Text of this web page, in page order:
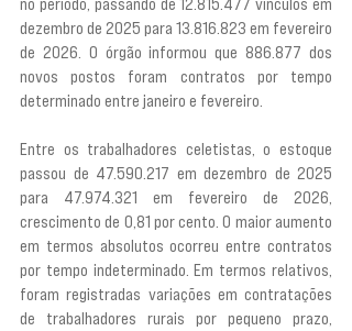
dezembro de 2025 para 13.816.823 em fevereiro
de 2026. O órgão informou que 886.877 dos
novos postos foram contratos por tempo
determinado entre janeiro e fevereiro.
Entre os trabalhadores celetistas, o estoque
passou de 47.590.217 em dezembro de 2025
para 47.974.321 em fevereiro de 2026,
crescimento de 0,81 por cento. O maior aumento
em termos absolutos ocorreu entre contratos
por tempo indeterminado. Em termos relativos,
foram registradas variações em contratações
de trabalhadores rurais por pequeno prazo,